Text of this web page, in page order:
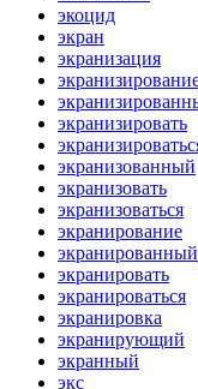
экоцид
экран
экранизация
экранизировать
экранизованный
экранизовать
экранизоваться
экранирование
экранированный
экранировать
экранироваться
экранировка
экранирующий
экранный
экс